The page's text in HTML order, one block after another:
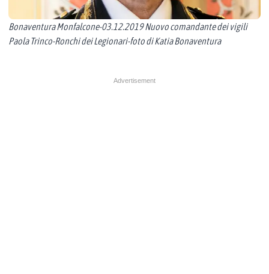
Bonaventura Monfalcone-03.12.2019 Nuovo comandante dei vigili
Paola Trinco-Ronchi dei Legionari-foto di Katia Bonaventura